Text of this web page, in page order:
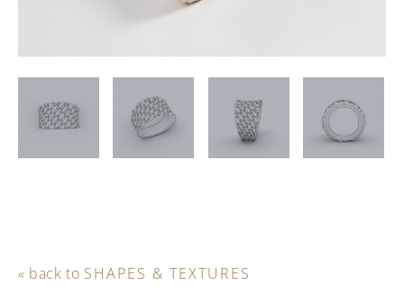
« back to SHAPES & TEXTURES